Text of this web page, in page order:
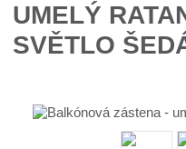
UMELÝ
SVĚTLO